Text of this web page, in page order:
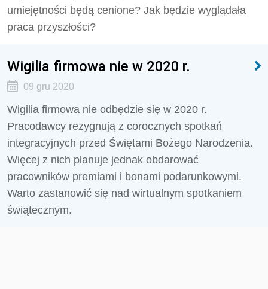
umiejętności będą cenione? Jak będzie wyglądała
praca przyszłości?
Wigilia firmowa nie w 2020 r.
09 gru 2020
Wigilia firmowa nie odbędzie się w 2020 r.
Pracodawcy rezygnują z corocznych spotkań
integracyjnych przed Świętami Bożego Narodzenia.
Więcej z nich planuje jednak obdarować
pracowników premiami i bonami podarunkowymi.
Warto zastanowić się nad wirtualnym spotkaniem
świątecznym.